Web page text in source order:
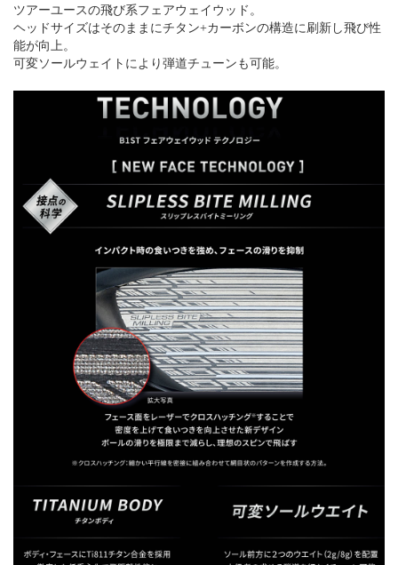
ツアーユースの飛び系フェアウェイウッド。
ヘッドサイズはそのままにチタン+カーボンの構造に刷新し飛び性
能が向上。
可変ソールウェイトにより弾道チューンも可能。